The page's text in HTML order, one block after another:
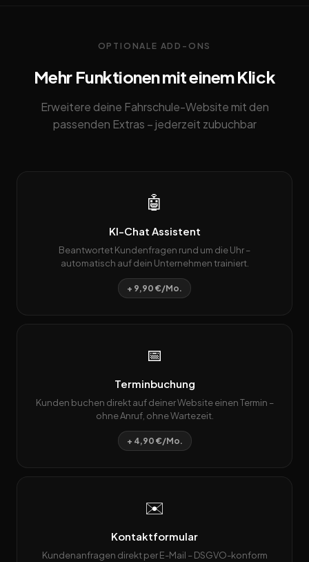
OPTIONALE ADD-ONS
Mehr Funktionen mit einem Klick
Erweitere deine Fahrschule-Website mit den
passenden Extras – jederzeit zubuchbar
🤖
KI-Chat Assistent
Beantwortet Kundenfragen rund um die Uhr –
automatisch auf dein Unternehmen trainiert.
+ 9,90 €/Mo.
📅
Terminbuchung
Kunden buchen direkt auf deiner Website einen Termin –
ohne Anruf, ohne Wartezeit.
+ 4,90 €/Mo.
✉️
Kontaktformular
Kundenanfragen direkt per E-Mail – DSGVO-konform